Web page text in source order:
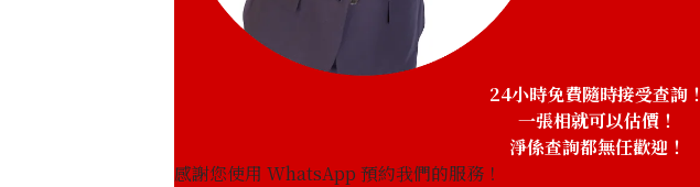
24小時免費隨時接受查詢！
一張相就可以估價！
淨係查詢都無任歡迎！
感謝您使用 WhatsApp 預約我們的服務！